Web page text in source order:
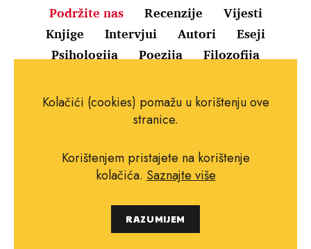
Podržite nas Recenzije
Vijesti
Knjige
Intervjui Autori
Eseji
Psihologija
Poezija Filozofija
Uvjeti korištenja
Pravila o kolačićima
Impressum
Copyright © 2010.-2021. najboljeknjige.com.
Kolačići (cookies) pomažu u korištenju ove
stranice.
Korištenjem pristajete na korištenje
kolačića. Saznajte više
RAZUMIJEM